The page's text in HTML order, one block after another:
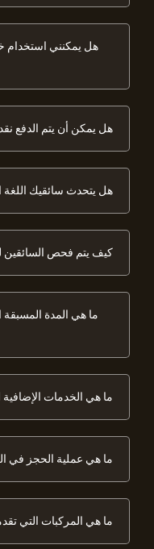
هل يمكنني استخدام
هل يمكن أن يتم الدفع
هل يتحدث سائقيك اللغة
كيف يتم فحص السائقين
ما هي المدة
ما هي الخدمات الإضافية
ما هي عملية الحجز في
ما هي المركبات التي